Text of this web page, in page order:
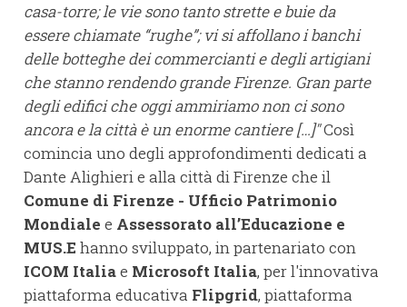
casa-torre; le vie sono tanto strette e buie da
essere chiamate “rughe”; vi si affollano i banchi
delle botteghe dei commercianti e degli artigiani
che stanno rendendo grande Firenze. Gran parte
degli edifici che oggi ammiriamo non ci sono
ancora e la città è un enorme cantiere […]"Così
comincia uno degli approfondimenti dedicati a
Dante Alighieri e alla città di Firenze che il
Comune di Firenze - Ufficio Patrimonio
Mondiale e Assessorato all’Educazione e
MUS.E hanno sviluppato, in partenariato con
ICOM Italiae Microsoft Italia, per l'innovativa
piattaforma educativa Flipgrid, piattaforma